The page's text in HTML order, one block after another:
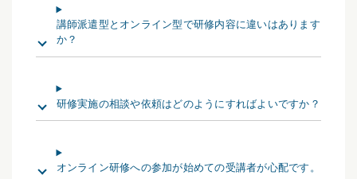
講師派遣型とオンライン型で研修内容に違いはあります
か？
研修実施の相談や依頼はどのようにすればよいですか？
オンライン研修への参加が始めての受講者が心配です。